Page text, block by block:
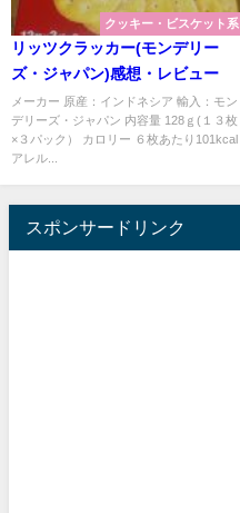
クッキー・ビスケット系
リッツクラッカー(モンデリー
ズ・ジャパン)感想・レビュー
メーカー 原産：インドネシア 輸入：モン
デリーズ・ジャパン 内容量 128ｇ(１３枚
×３パック） カロリー ６枚あたり101kcal
アレル...
スポンサードリンク